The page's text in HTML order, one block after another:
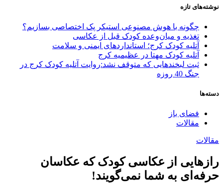
نوشته‌های تازه
چگونه با هوش مصنوعی استیکر پک اختصاصی بسازیم؟
تغذیه و میان‌وعده کودک قبل از عکاسی
آتلیه کودک کرج؛ استانداردهای ایمنی و سلامت
آتلیه کودک مهتا در عظیمیه کرج
ثبت لبخندهایی که متوقف نشد:روایت آتلیه کودک کرج در
جنگ 40 روزه
دسته‌ها
فضای باز
مقالات
مقالات
رازهایی از عکاسی کودک که عکاسان
حرفه‌ای به شما نمی‌گویند!